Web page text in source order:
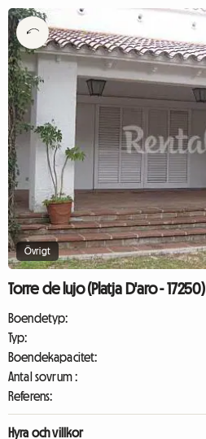
Övrigt
Torre de lujo (Platja D'aro - 17250)
Boendetyp:
Typ:
Boendekapacitet:
Antal sovrum :
Referens:
Hyra och villkor